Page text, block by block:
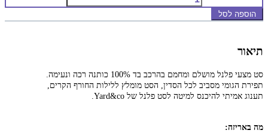
הוספה לסל
תיאור
סט מצעי פלנל מושלם ומחמם בהרכב בד 100% כותנה רכה ונעימה.
תפירת הגומי מסביב לכל הסדין, הסט מומלץ ללילות החורף הקרים,
תענוג אמיתי להיכנס למיטה לסט פלנל של Yard&co.
מה באריזה: